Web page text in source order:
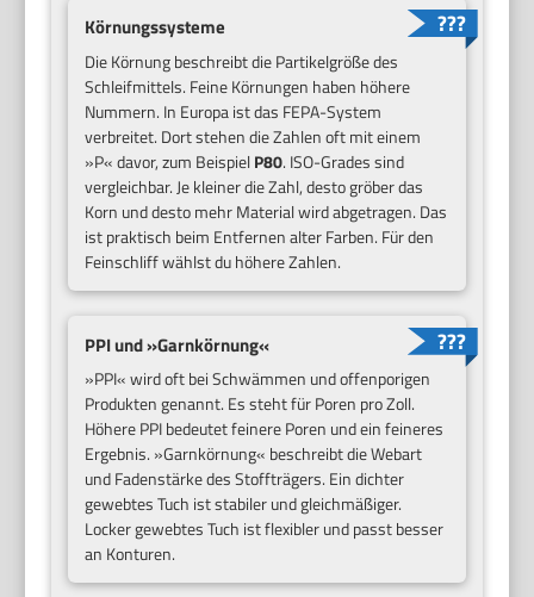
Körnungssysteme
Die Körnung beschreibt die Partikelgröße des
Schleifmittels. Feine Körnungen haben höhere
Nummern. In Europa ist das FEPA-System
verbreitet. Dort stehen die Zahlen oft mit einem
»P« davor, zum BeispielP80. ISO-Grades sind
vergleichbar. Je kleiner die Zahl, desto gröber das
Korn und desto mehr Material wird abgetragen. Das
ist praktisch beim Entfernen alter Farben. Für den
Feinschliff wählst du höhere Zahlen.
PPI und »Garnkörnung«
»PPI« wird oft bei Schwämmen und offenporigen
Produkten genannt. Es steht für Poren pro Zoll.
Höhere PPI bedeutet feinere Poren und ein feineres
Ergebnis. »Garnkörnung« beschreibt die Webart
und Fadenstärke des Stoffträgers. Ein dichter
gewebtes Tuch ist stabiler und gleichmäßiger.
Locker gewebtes Tuch ist flexibler und passt besser
an Konturen.